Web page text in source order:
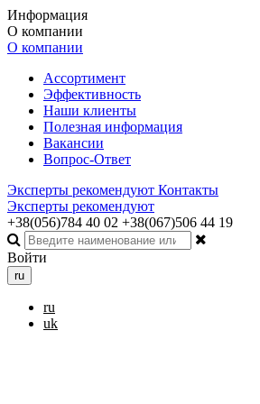
Информация
О компании
О компании
Ассортимент
Эффективность
Наши клиенты
Полезная информация
Вакансии
Вопрос-Ответ
Эксперты рекомендуют Контакты
Эксперты рекомендуют
+38(056)784 40 02 +38(067)506 44 19
Войти
ru
ru
uk